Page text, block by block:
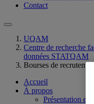
Contact
UQAM
Centre de recherche
données STATQAM
Bourses de
Accueil
À propos
Présentation et